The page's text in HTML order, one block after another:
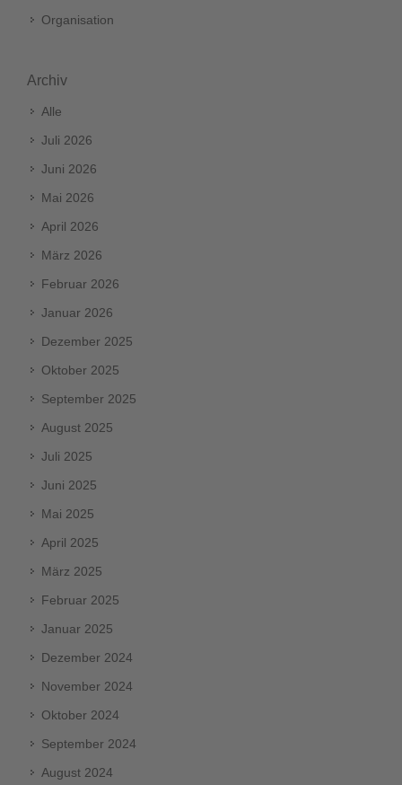
Organisation
Archiv
Alle
Juli 2026
Juni 2026
Mai 2026
April 2026
März 2026
Februar 2026
Januar 2026
Dezember 2025
Oktober 2025
September 2025
August 2025
Juli 2025
Juni 2025
Mai 2025
April 2025
März 2025
Februar 2025
Januar 2025
Dezember 2024
November 2024
Oktober 2024
September 2024
August 2024